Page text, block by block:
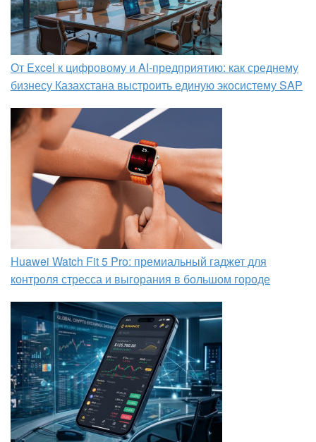
От Excel к цифровому и AI‑предприятию: как среднему
бизнесу Казахстана выстроить единую экосистему SAP
Huawei Watch Fit 5 Pro: премиальный гаджет для
контроля стресса и выгорания в большом городе